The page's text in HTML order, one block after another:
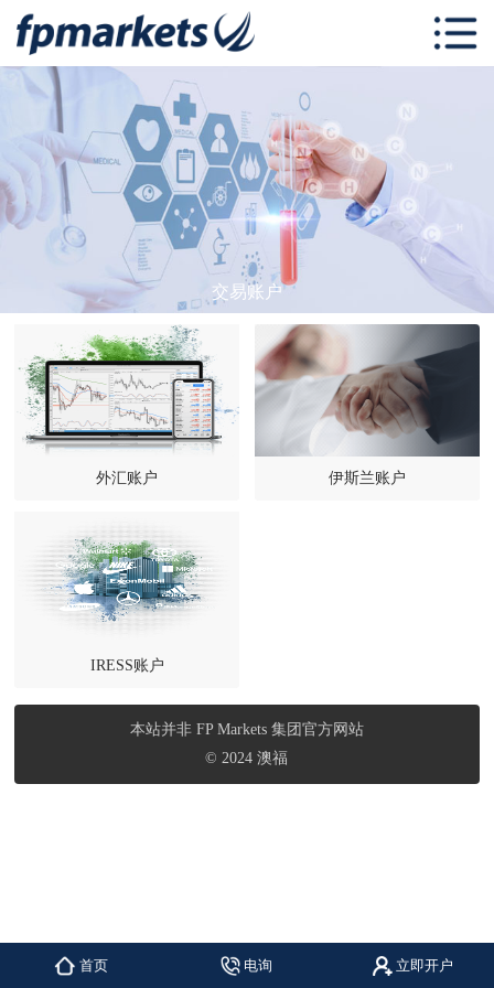
首页
关于 FP
Markets
交易中心
FP Markets 学
习中心
跟单社区
联系我们
交易账户
外汇账户 伊斯兰账户
IRESS账户
本站并非 FP Markets 集团官方网站
© 2024 澳福
首页 电询 立即开户